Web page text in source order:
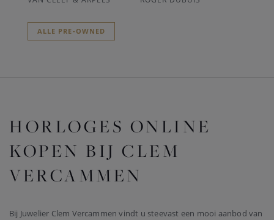
ALLE PRE-OWNED
HORLOGES ONLINE
KOPEN BIJ CLEM
VERCAMMEN
Bij Juwelier Clem Vercammen vindt u steevast een mooi aanbod van